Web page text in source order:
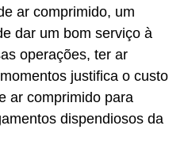
ar comprimido, um
dar um bom serviço à
operações, ter ar
justifica o custo
ar comprimido para
dispendiosos da